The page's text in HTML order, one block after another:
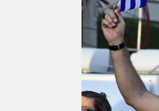
nord
wahrheit
verlag
verlag
veranstaltungen